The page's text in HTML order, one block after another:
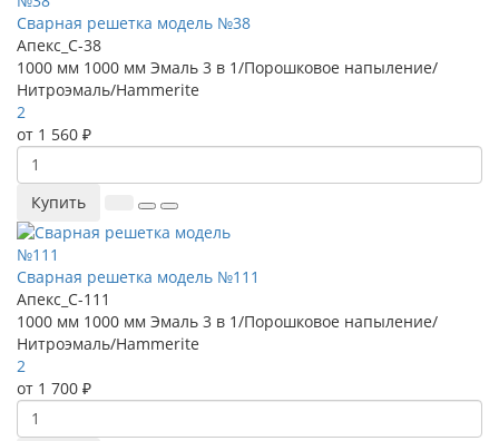
Сварная решетка модель №38
Апекс_С-38
1000 мм 1000 мм Эмаль 3 в 1/Порошковое напыление/
Нитроэмаль/Hammerite
2
от 1 560 ₽
Купить
Сварная решетка модель №111
Апекс_С-111
1000 мм 1000 мм Эмаль 3 в 1/Порошковое напыление/
Нитроэмаль/Hammerite
2
от 1 700 ₽